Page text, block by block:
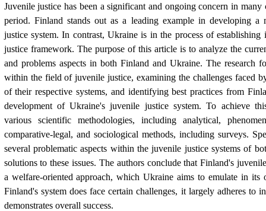
Juvenile justice has been a significant and ongoing concern in many
period. Finland stands out as a leading example in developing a
justice system. In contrast, Ukraine is in the process of
justice framework. The purpose of this article is to analyze the
and problems aspects in both Finland and Ukraine. The research
within the field of juvenile justice, examining the challenges faced
of their respective systems, and identifying best practices from
development of Ukraine's juvenile justice system. To achieve
various scientific methodologies, including analytical,
comparative-legal, and sociological methods, including surveys.
several problematic aspects within the juvenile justice systems of
solutions to these issues. The authors conclude that Finland's
a welfare-oriented approach, which Ukraine aims to emulate in its
Finland's system does face certain challenges, it largely adheres to
demonstrates overall success.